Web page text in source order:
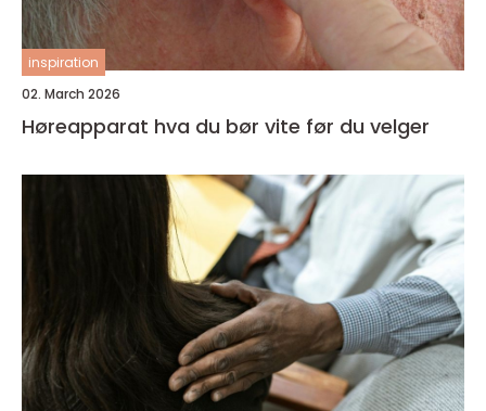
inspiration
02. March 2026
Høreapparat hva du bør vite før du velger